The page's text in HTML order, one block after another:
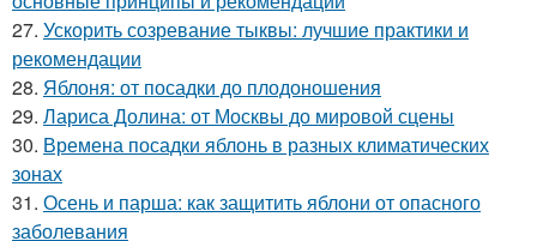
27. Ускорить созревание тыквы: лучшие практики и
рекомендации
28. Яблоня: от посадки до плодоношения
29. Лариса Долина: от Москвы до мировой сцены
30. Времена посадки яблонь в разных климатических
зонах
31. Осень и парша: как защитить яблони от опасного
заболевания